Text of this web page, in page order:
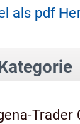
als pdf
Trader